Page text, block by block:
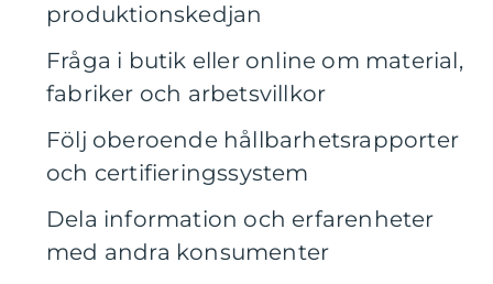
produktionskedjan
Fråga i butik eller online om material,
fabriker och arbetsvillkor
Följ oberoende hållbarhetsrapporter
och certifieringssystem
Dela information och erfarenheter
med andra konsumenter